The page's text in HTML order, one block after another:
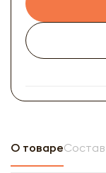
О товареСостав